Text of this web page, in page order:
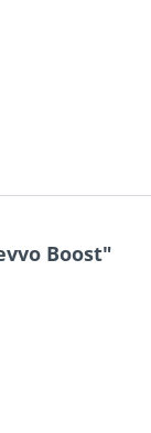
Boost"